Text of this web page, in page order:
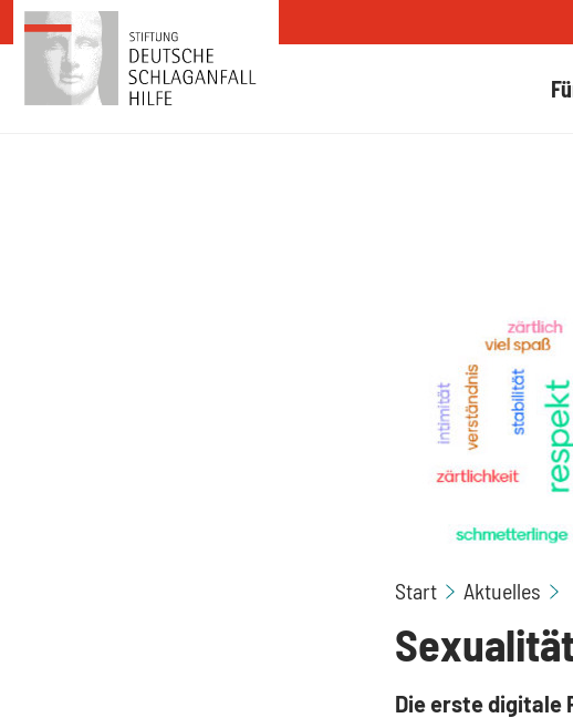
Zum Inhalt springen
Start Aktuelles
Die erste digitale